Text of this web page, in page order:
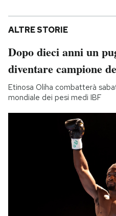
ALTRE STORIE
Dopo dieci anni un
diventare campione
Etinosa Oliha combatterà
mondiale dei pesi medi IBF